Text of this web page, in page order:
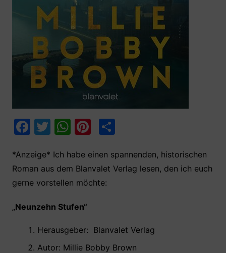
F
c
e
b
o
o
k
T
itt
er
W
at
s
A
p
p
Pi
er
e
st
T
le
n
*Anzeige* Ich habe einen spannenden, historischen
Roman aus dem Blanvalet Verlag lesen, den ich euch
gerne vorstellen möchte:
„Neunzehn Stufen“
Herausgeber: ‎‎ Blanvalet Verlag
Autor: Millie Bobby Brown